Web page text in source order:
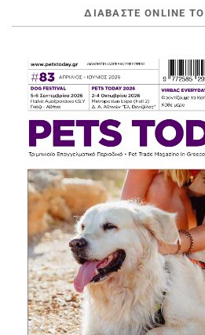
ΔΙΑΒΆΣΤΕ ONLINE